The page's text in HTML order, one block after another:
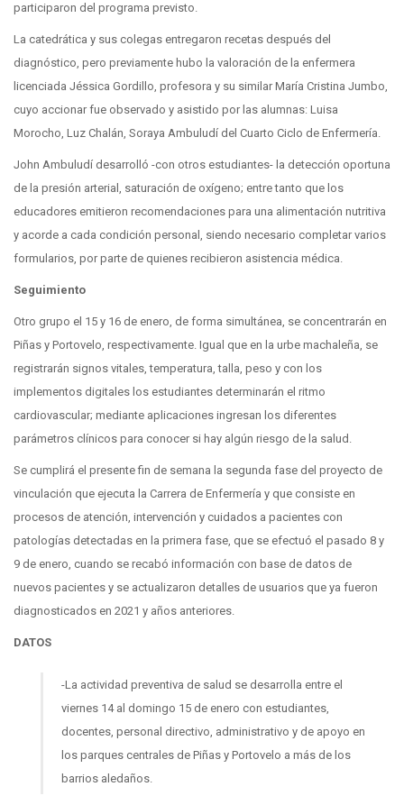
participaron del programa previsto.
La catedrática y sus colegas entregaron recetas después del
diagnóstico, pero previamente hubo la valoración de la enfermera
licenciada Jéssica Gordillo, profesora y su similar María Cristina Jumbo,
cuyo accionar fue observado y asistido por las alumnas: Luisa
Morocho, Luz Chalán, Soraya Ambuludí del Cuarto Ciclo de Enfermería.
John Ambuludí desarrolló -con otros estudiantes- la detección oportuna
de la presión arterial, saturación de oxígeno; entre tanto que los
educadores emitieron recomendaciones para una alimentación nutritiva
y acorde a cada condición personal, siendo necesario completar varios
formularios, por parte de quienes recibieron asistencia médica.
Seguimiento
Otro grupo el 15 y 16 de enero, de forma simultánea, se concentrarán en
Piñas y Portovelo, respectivamente. Igual que en la urbe machaleña, se
registrarán signos vitales, temperatura, talla, peso y con los
implementos digitales los estudiantes determinarán el ritmo
cardiovascular; mediante aplicaciones ingresan los diferentes
parámetros clínicos para conocer si hay algún riesgo de la salud.
Se cumplirá el presente fin de semana la segunda fase del proyecto de
vinculación que ejecuta la Carrera de Enfermería y que consiste en
procesos de atención, intervención y cuidados a pacientes con
patologías detectadas en la primera fase, que se efectuó el pasado 8 y
9 de enero, cuando se recabó información con base de datos de
nuevos pacientes y se actualizaron detalles de usuarios que ya fueron
diagnosticados en 2021 y años anteriores.
DATOS
-La actividad preventiva de salud se desarrolla entre el
viernes 14 al domingo 15 de enero con estudiantes,
docentes, personal directivo, administrativo y de apoyo en
los parques centrales de Piñas y Portovelo a más de los
barrios aledaños.